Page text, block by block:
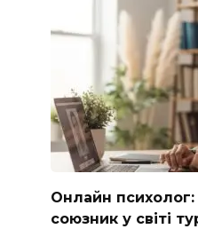
Онлайн
союзник у світі